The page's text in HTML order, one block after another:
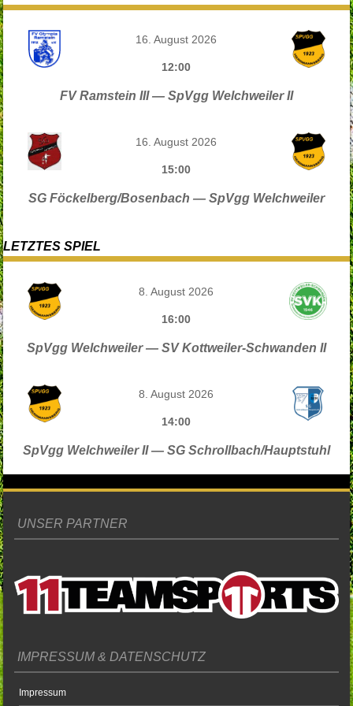
16. August 2026
12:00
FV Ramstein III — SpVgg Welchweiler II
16. August 2026
15:00
SG Föckelberg/Bosenbach — SpVgg Welchweiler
LETZTES SPIEL
8. August 2026
16:00
SpVgg Welchweiler — SV Kottweiler-Schwanden II
8. August 2026
14:00
SpVgg Welchweiler II — SG Schrollbach/Hauptstuhl
UNSER PARTNER
IMPRESSUM & DATENSCHUTZ
Impressum